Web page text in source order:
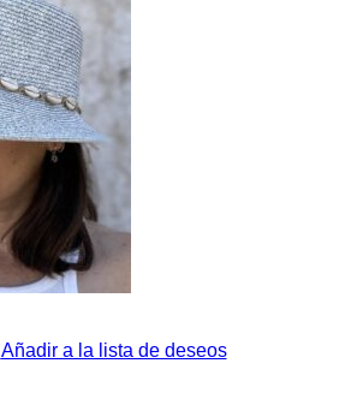
Añadir a la lista de deseos